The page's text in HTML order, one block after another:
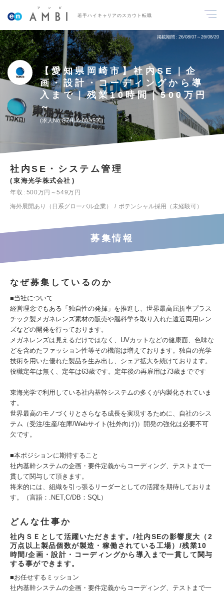
若手ハイキャリアのスカウト転職
掲載期間 26/08/07～26/08/20
【愛知県岡崎市】社内SE｜企
画・設計・コーディングから導
入まで｜残業10時間｜500万円
～
求人No.GZHLA-002/500
社内SE・システム管理
東海光学株式会社
年収
500万円～549万円
海外展開あり（日系グローバル企業）
ポテンシャル採用（未経験可）
募集情報
なぜ募集しているのか
■当社について
経営理念でもある「独自性の発揮」を推進し、世界最高屈折率プラス
チック製メガネレンズ素材の販売や脳科学を取り入れた遠近両用レン
ズなどの開発を行っております。
メガネレンズは見えるだけではなく、UVカットなどの健康面、色味な
どを含めたファッション性等その機能は増えております。独自の光学
技術を用いた優れた製品を生み出し、シェア拡大を続けております。
役職定年は無く、定年は63歳です。定年後の再雇用は73歳までです
東海光学で利用している社内基幹システムの多くが内製化されていま
す。
世界最高のモノづくりとさらなる成長を実現するために、自社のシス
テム（受注/生産/在庫/Webサイト(社外向け)）開発の強化は必要不可
欠です。
■本ポジションに期待すること
社内基幹システムの企画・要件定義からコーディング、テストまで一
貫して関与して頂きます。
将来的には、組織を引っ張るリーダーとしての活躍を期待しておりま
す。（言語：.NET,C/DB：SQL）
どんな仕事か
社内ＳＥとして活躍いただきます。/社内SEの影響度大（2
万点以上製品個数が製造・稼働されている工場）/残業10
時間/企画・設計・コーディングから導入まで一貫して関与
する事ができます。
■お任せするミッション
社内基幹システムの企画・要件定義からコーディング、テストまで一